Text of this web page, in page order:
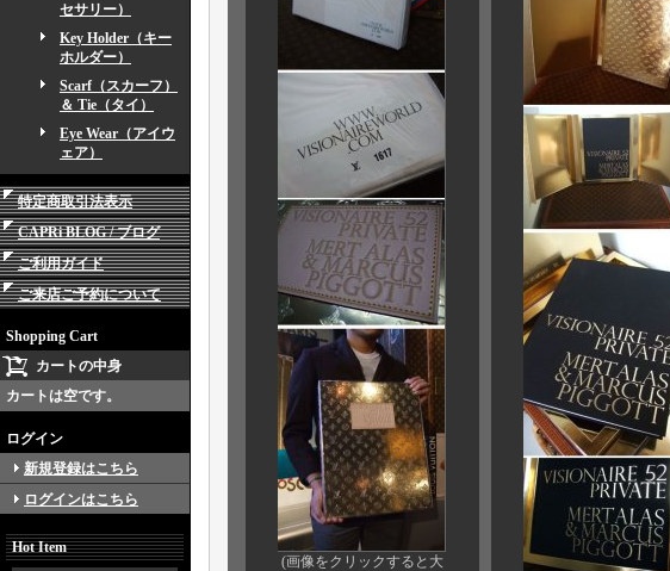
セサリー）
Key Holder（キー
ホルダー）
Scarf（スカーフ）
＆ Tie（タイ）
Eye Wear（アイウ
ェア）
特定商取引法表示
CAPRi BLOG / ブログ
ご利用ガイド
ご来店ご予約について
Shopping Cart
カートの中身
カートは空です。
ログイン
新規登録はこちら
ログインはこちら
Hot Item
(画像をクリックすると大